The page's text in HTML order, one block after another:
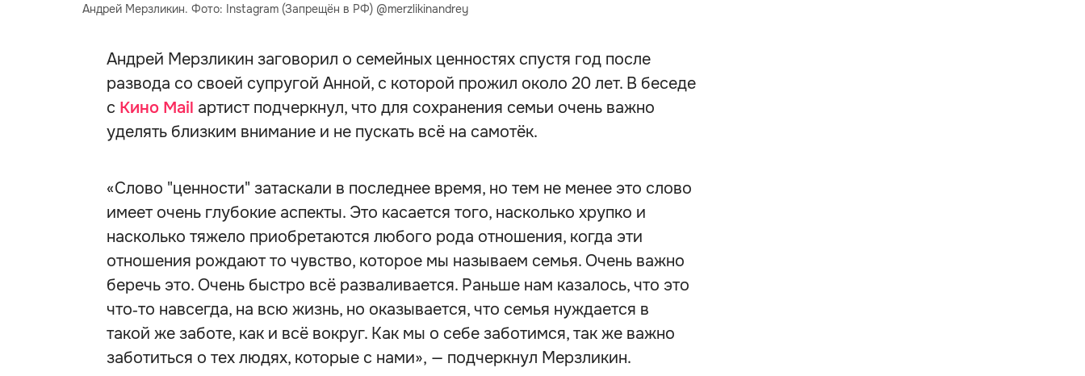
Андрей Мерзликин. Фото: Instagram (Запрещён в РФ) @merzlikinandrey
Андрей Мерзликин заговорил о семейных ценностях спустя год после
развода со своей супругой Анной, с которой прожил около 20 лет. В беседе
с Кино Mail артист подчеркнул, что для сохранения семьи очень важно
уделять близким внимание и не пускать всё на самотёк.
«Слово "ценности" затаскали в последнее время, но тем не менее это слово
имеет очень глубокие аспекты. Это касается того, насколько хрупко и
насколько тяжело приобретаются любого рода отношения, когда эти
отношения рождают то чувство, которое мы называем семья. Очень важно
беречь это. Очень быстро всё разваливается. Раньше нам казалось, что это
что‑то навсегда, на всю жизнь, но оказывается, что семья нуждается в
такой же заботе, как и всё вокруг. Как мы о себе заботимся, так же важно
заботиться о тех людях, которые с нами», — подчеркнул Мерзликин.